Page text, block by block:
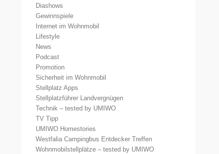
Diashows
Gewinnspiele
Internet im Wohnmobil
Lifestyle
News
Podcast
Promotion
Sicherheit im Wohnmobil
Stellplatz Apps
Stellplatzführer Landvergnügen
Technik – tested by UMIWO
TV Tipp
UMIWO Homestories
Westfalia Campingbus Entdecker Treffen
Wohnmobilstellplätze – tested by UMIWO